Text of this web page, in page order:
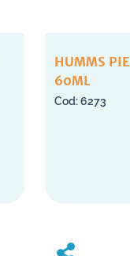
HUMMS
60ML
6273